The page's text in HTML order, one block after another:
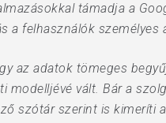
támadja a
a felhasználók
az adatok tömeges
modelljévé vált. Bár a
szótár szerint is kimeríti